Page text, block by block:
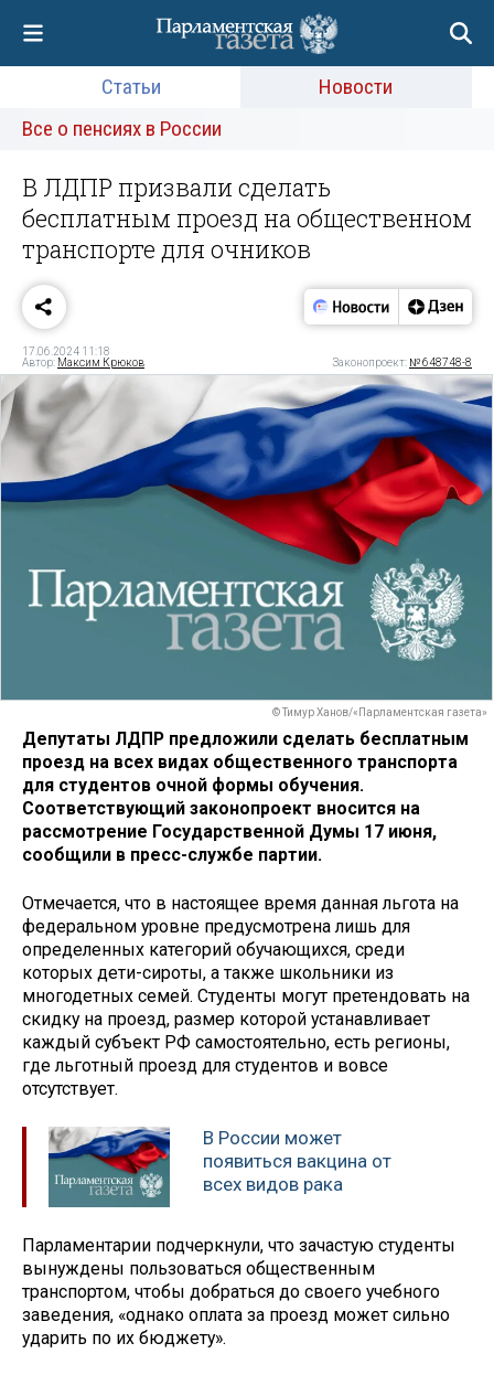
Статьи
Новости
Все о пенсиях в России
В ЛДПР призвали сделать
бесплатным проезд на общественном
транспорте для очников
17.06.2024 11:18
Автор: Максим Крюков Законопроект: № 648748-8
© Тимур Ханов/«Парламентская газета»
Депутаты ЛДПР предложили сделать бесплатным
проезд на всех видах общественного транспорта
для студентов очной формы обучения.
Соответствующий законопроект вносится на
рассмотрение Государственной Думы 17 июня,
сообщили в пресс-службе партии.
Отмечается, что в настоящее время данная льгота на
федеральном уровне предусмотрена лишь для
определенных категорий обучающихся, среди
которых дети-сироты, а также школьники из
многодетных семей. Студенты могут претендовать на
скидку на проезд, размер которой устанавливает
каждый субъект РФ самостоятельно, есть регионы,
где льготный проезд для студентов и вовсе
отсутствует.
В России может
появиться вакцина от
всех видов рака
Парламентарии подчеркнули, что зачастую студенты
вынуждены пользоваться общественным
транспортом, чтобы добраться до своего учебного
заведения, «однако оплата за проезд может сильно
ударить по их бюджету».